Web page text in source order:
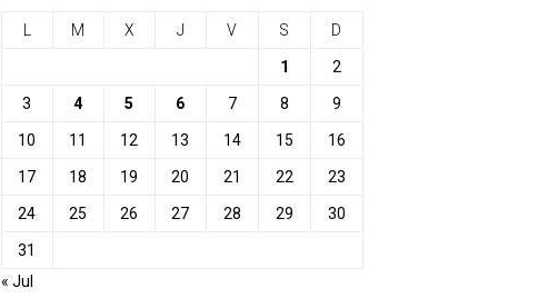
M X J V S D
1 2
3 4 5 6 7 8 9
10 11 12 13 14 15 16
17 18 19 20 21 22 23
24 25 26 27 28 29 30
31
« Jul